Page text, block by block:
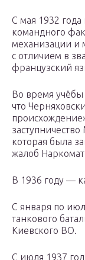
С мая 1932
командного
механизации и
с отличием в
французский
Во время учёбы
что
которая была
жалоб
В 1936 году —
С января по
танкового
Киевского ВО.
С июля 1937